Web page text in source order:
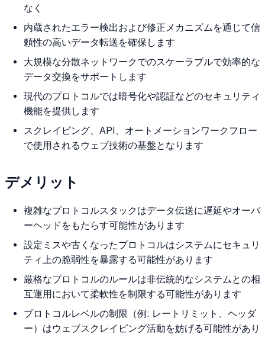
なく
内蔵されたエラー検出および修正メカニズムを通じて信
頼性の高いデータ転送を確保します
大規模な分散ネットワークでのスケーラブルで効率的な
データ交換をサポートします
現代のプロトコルでは暗号化や認証などのセキュリティ
機能を提供します
スクレイピング、API、オートメーションワークフロー
で使用されるウェブ技術の基盤となります
デメリット
複雑なプロトコルスタックはデータ伝送に遅延やオーバ
ーヘッドをもたらす可能性があります
設定ミスや古くなったプロトコルはシステムにセキュリ
ティ上の脆弱性を暴露する可能性があります
厳格なプロトコルのルールは非伝統的なシステムとの相
互運用において柔軟性を制限する可能性があります
プロトコルレベルの制限（例: レートリミット、ヘッダ
ー）はウェブスクレイピング活動を妨げる可能性があり